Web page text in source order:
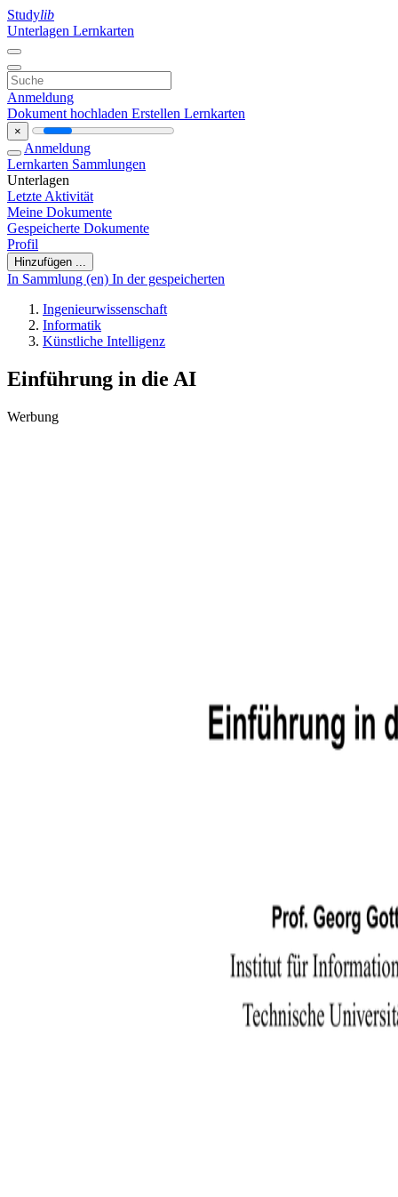
Studylib
Unterlagen Lernkarten
Anmeldung
Dokument hochladen Erstellen Lernkarten
×
Anmeldung
Lernkarten Sammlungen
Unterlagen
Letzte Aktivität
Meine Dokumente
Gespeicherte Dokumente
Profil
Hinzufügen ...
In Sammlung (en) In der gespeicherten
Ingenieurwissenschaft
Informatik
Künstliche Intelligenz
Einführung in die AI
Werbung